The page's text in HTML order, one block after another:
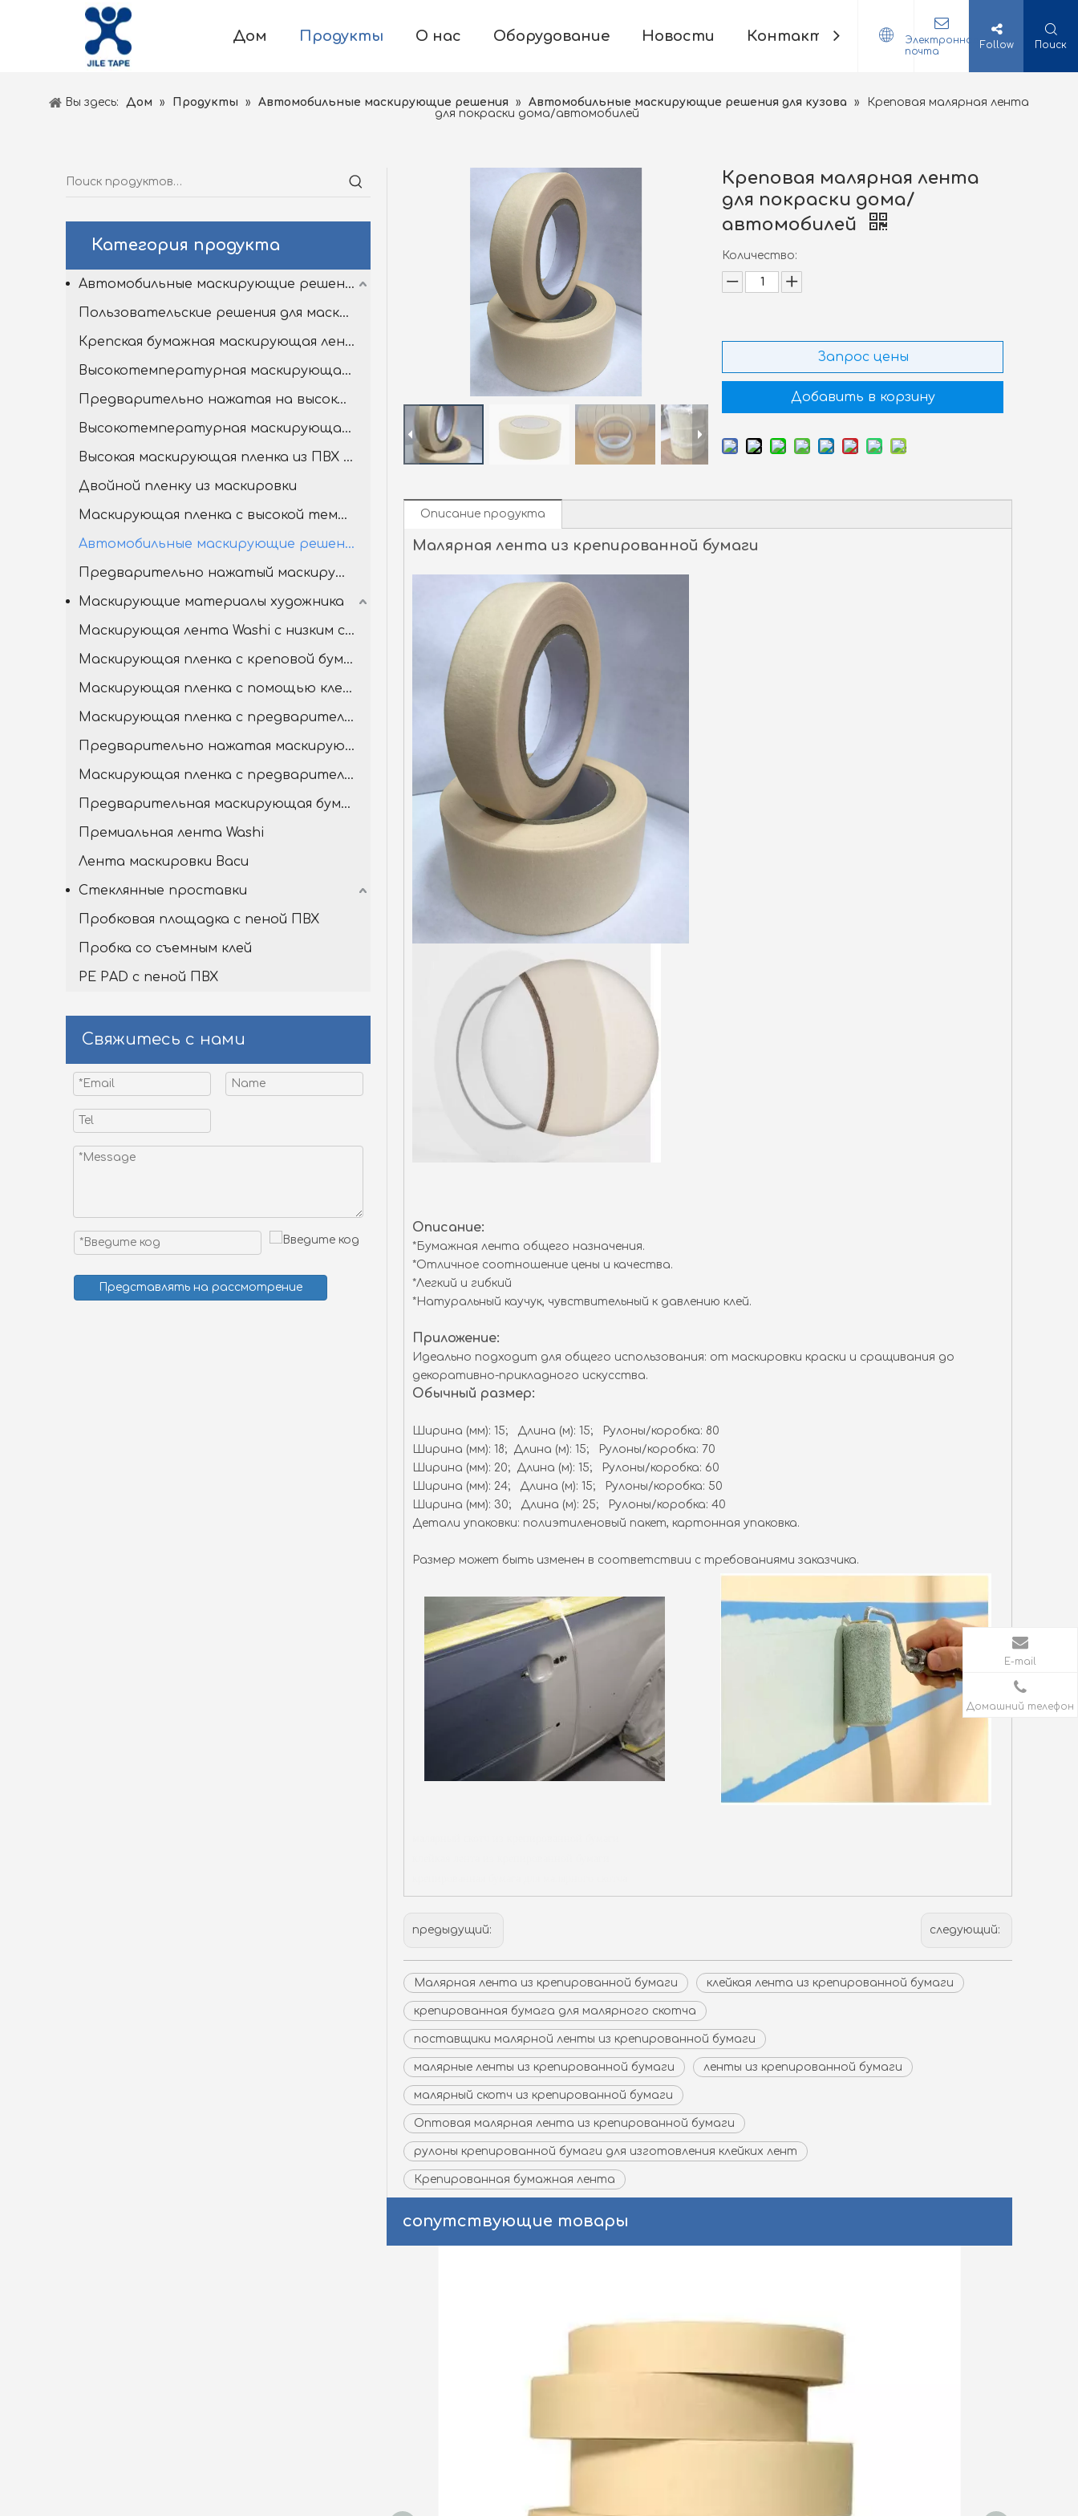
Дом Продукты О нас Оборудование Новости Контакт
Электронная
почта
Follow Поиск
Вы здесь: Дом » Продукты » Автомобильные маскирующие решения » Автомобильные маскирующие решения для кузова »
Креповая малярная лента
для покраски дома/автомобилей
Категория продукта
Автомобильные маскирующие решения
Пользовательские решения для маскировки
Крепская бумажная маскирующая лента
Высокотемпературная маскирующая фильм для живописи
Предварительно нажатая на высокотемевую креповую бумагу маскировку
Высокотемпературная маскирующая бумага
Высокая маскирующая пленка из ПВХ из тонкой линии
Двойной пленку из маскировки
Маскирующая пленка с высокой температурой с помощью ПВХ ленты
Автомобильные маскирующие решения для кузова
Предварительно нажатый маскирующий фильм
Маскирующие материалы художника
Маскирующая лента Washi с низким содержанием
Маскирующая пленка с креповой бумажной лентой
Маскирующая пленка с помощью клейкой ленты
Маскирующая пленка с предварительной навесной пленкой.
Предварительно нажатая маскирующая пленка с премиальной лентой Washi
Маскирующая пленка с предварительной навесной пленкой
Предварительная маскирующая бумага с лентой Washi
Премиальная лента Washi
Лента маскировки Васи
Стеклянные проставки
Пробковая площадка с пеной ПВХ
Пробка со съемным клей
PE PAD с пеной ПВХ
Свяжитесь с нами
Представлять на рассмотрение
Креповая малярная лента
для покраски дома/
автомобилей
Количество:
Запрос цены
Добавить в корзину
Описание продукта
Малярная лента из крепированной бумаги
Описание:
*Бумажная лента общего назначения.
*Отличное соотношение цены и качества.
*Легкий и гибкий
*Натуральный каучук, чувствительный к давлению клей.
Приложение:
Идеально подходит для общего использования: от маскировки краски и сращивания до
декоративно-прикладного искусства.
Обычный размер:
Ширина (мм): 15; Длина (м): 15; Рулоны/коробка: 80
Ширина (мм): 18; Длина (м): 15; Рулоны/коробка: 70
Ширина (мм): 20; Длина (м): 15; Рулоны/коробка: 60
Ширина (мм): 24; Длина (м): 15; Рулоны/коробка: 50
Ширина (мм): 30; Длина (м): 25; Рулоны/коробка: 40
Детали упаковки: полиэтиленовый пакет, картонная упаковка.
Размер может быть изменен в соответствии с требованиями заказчика.
предыдущий: следующий:
Малярная лента из крепированной бумаги клейкая лента из крепированной бумаги
крепированная бумага для малярного скотча
поставщики малярной ленты из крепированной бумаги
малярные ленты из крепированной бумаги ленты из крепированной бумаги
малярный скотч из крепированной бумаги
Оптовая малярная лента из крепированной бумаги
рулоны крепированной бумаги для изготовления клейких лент
Крепированная бумажная лента
сопутствующие товары
E-mail
Домашний телефон